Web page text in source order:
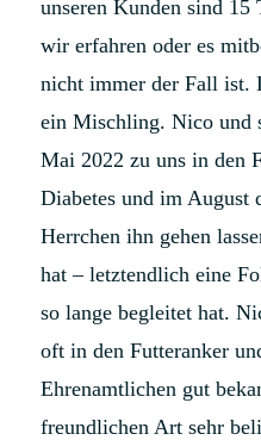
unseren Kunden sind 15
wir erfahren oder es
nicht immer der Fall ist.
ein Mischling. Nico und
Mai 2022 zu uns in den
Diabetes und im August
Herrchen ihn gehen
hat – letztendlich eine
so lange begleitet hat.
oft in den Futteranker
Ehrenamtlichen gut
freundlichen Art sehr